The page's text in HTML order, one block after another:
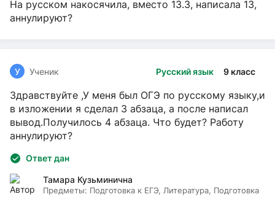
На русском накосячила, вместо 13.3, написала 13,
аннулируют?
Русский язык 9 класс
У Ученик
Здравствуйте ,У меня был ОГЭ по русскому языку,и
в изложении я сделал 3 абзаца, а после написал
вывод.Получилось 4 абзаца. Что будет? Работу
аннулируют?
Ответ дан
Тамара Кузьминична
Предметы: Подготовка к ЕГЭ, Литература, Подготовка